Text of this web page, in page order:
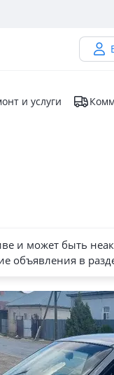
и услуги
и может быть
объявления в